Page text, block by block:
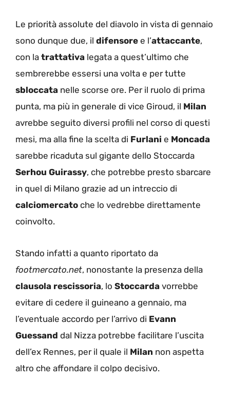
Le priorità assolute del diavolo in vista di gennaio
sono dunque due, il difensore e l’attaccante,
con la trattativa legata a quest’ultimo che
sembrerebbe essersi una volta e per tutte
sbloccata nelle scorse ore. Per il ruolo di prima
punta, ma più in generale di vice Giroud, il Milan
avrebbe seguito diversi profili nel corso di questi
mesi, ma alla fine la scelta di Furlani e Moncada
sarebbe ricaduta sul gigante dello Stoccarda
Serhou Guirassy, che potrebbe presto sbarcare
in quel di Milano grazie ad un intreccio di
calciomercato che lo vedrebbe direttamente
coinvolto.
Stando infatti a quanto riportato da
footmercato.net, nonostante la presenza della
clausola rescissoria, lo Stoccarda vorrebbe
evitare di cedere il guineano a gennaio, ma
l’eventuale accordo per l’arrivo di Evann
Guessand dal Nizza potrebbe facilitare l’uscita
dell’ex Rennes, per il quale il Milan non aspetta
altro che affondare il colpo decisivo.